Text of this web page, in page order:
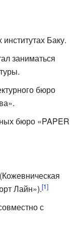
Баку.
заниматься
бюро
бюро «PAPER
Лайн»).[1]
с